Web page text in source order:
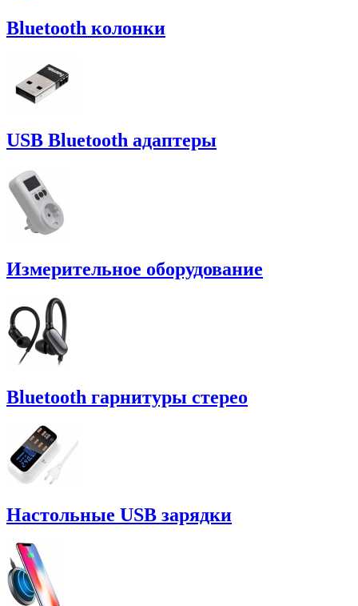
Bluetooth колонки
USB Bluetooth адаптеры
Измерительное оборудование
Bluetooth гарнитуры стерео
Настольные USB зарядки